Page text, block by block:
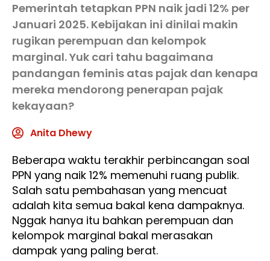
Pemerintah tetapkan PPN naik jadi 12% per
Januari 2025. Kebijakan ini dinilai makin
rugikan perempuan dan kelompok
marginal. Yuk cari tahu bagaimana
pandangan feminis atas pajak dan kenapa
mereka mendorong penerapan pajak
kekayaan?
Anita Dhewy
Beberapa waktu terakhir perbincangan soal
PPN yang naik 12% memenuhi ruang publik.
Salah satu pembahasan yang mencuat
adalah kita semua bakal kena dampaknya.
Nggak hanya itu bahkan perempuan dan
kelompok marginal bakal merasakan
dampak yang paling berat.